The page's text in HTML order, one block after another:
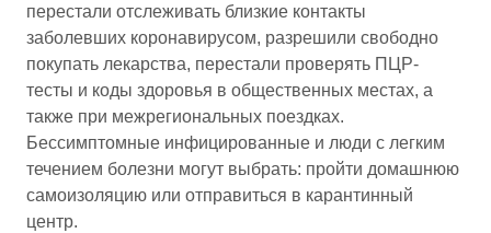
перестали отслеживать близкие контакты
заболевших коронавирусом, разрешили свободно
покупать лекарства, перестали проверять ПЦР-
тесты и коды здоровья в общественных местах, а
также при межрегиональных поездках.
Бессимптомные инфицированные и люди с легким
течением болезни могут выбрать: пройти домашнюю
самоизоляцию или отправиться в карантинный
центр.